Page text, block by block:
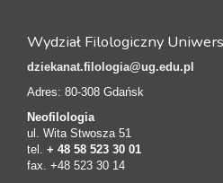
Wydział Filologiczny
dziekanat.filologia@ug.edu.pl
Adres: 80-308 Gdańsk
Neofilologia
ul. Wita Stwosza 51
tel. + 48 58 523 30 01
fax. +48 523 30 14